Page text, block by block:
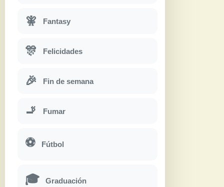
🧚 Fantasy
🎊 Felicidades
🎉 Fin de semana
🚬 Fumar
⚽ Fútbol
🎓 Graduación